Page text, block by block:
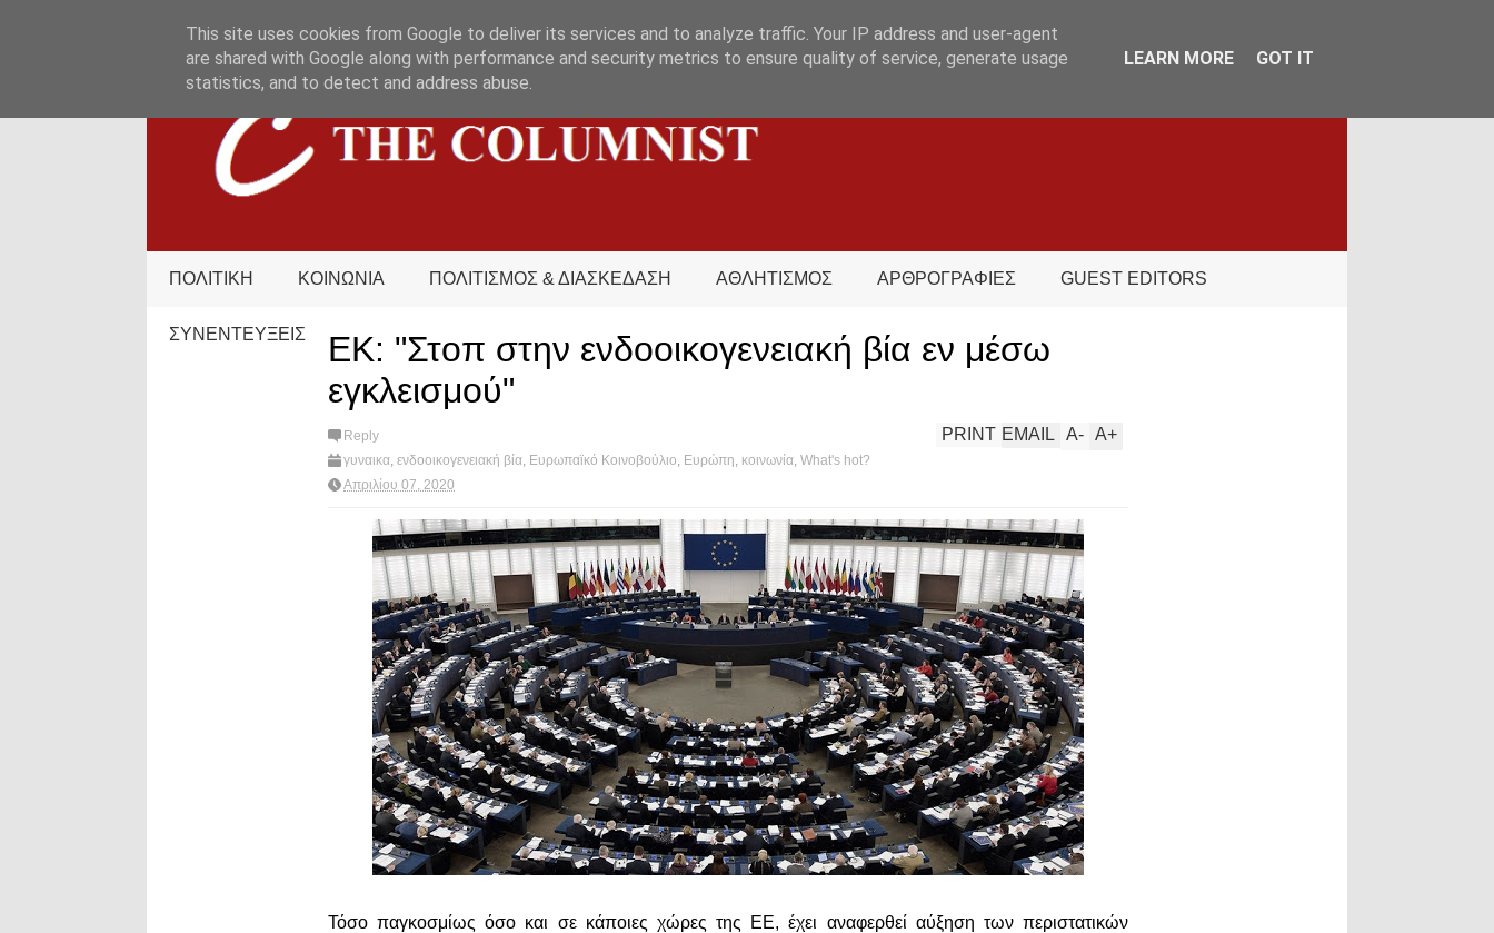
ΠΟΛΙΤΙΚΗ ΚΟΙΝΩΝΙΑ ΠΟΛΙΤΙΣΜΟΣ & ΔΙΑΣΚΕΔΑΣΗ ΑΘΛΗΤΙΣΜΟΣ ΑΡΘΡΟΓΡΑΦΙΕΣ GUEST EDITORS
ΣΥΝΕΝΤΕΥΞΕΙΣ
ΕΚ: "Στοπ στην ενδοοικογενειακή βία εν μέσω
εγκλεισμού"
Reply
γυναικα ενδοοικογενειακή βία Ευρωπαϊκό Κοινοβούλιο Ευρώπη κοινωνία What's hot?
Απριλίου 07, 2020
A+
A-
EMAIL
PRINT
Τόσο παγκοσμίως όσο και σε κάποιες χώρες της ΕΕ, έχει αναφερθεί αύξηση των περιστατικών
This site uses cookies from Google to deliver its services and to analyze traffic. Your IP address and user-agent
are shared with Google along with performance and security metrics to ensure quality of service, generate usage
statistics, and to detect and address abuse.
LEARN MORE GOT IT